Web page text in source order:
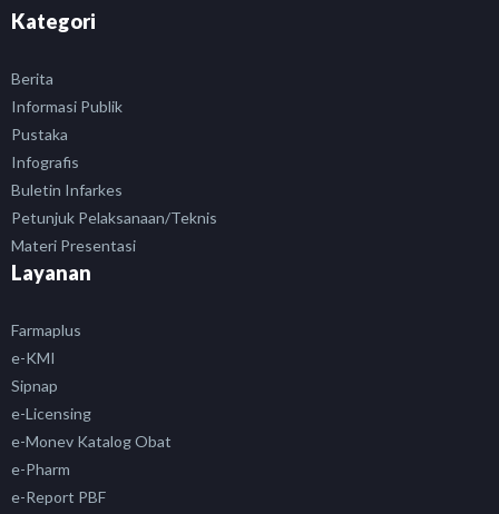
Kategori
Berita
Informasi Publik
Pustaka
Infografis
Buletin Infarkes
Petunjuk Pelaksanaan/Teknis
Materi Presentasi
Layanan
Farmaplus
e-KMI
Sipnap
e-Licensing
e-Monev Katalog Obat
e-Pharm
e-Report PBF